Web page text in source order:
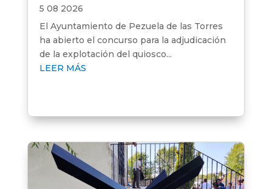
5 08 2026
El Ayuntamiento de Pezuela de las Torres
ha abierto el concurso para la adjudicación
de la explotación del quiosco...
LEER MÁS